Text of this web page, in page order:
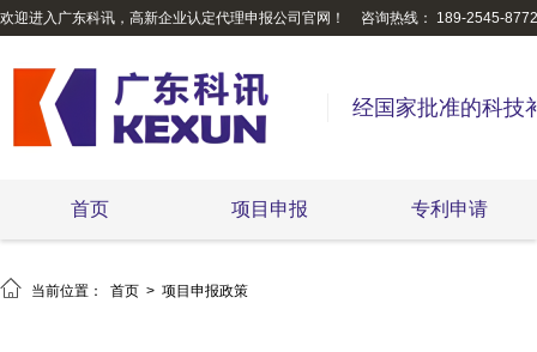
欢迎进入广东科讯，高新企业认定代理申报公司官网！ 咨询热线： 189-2545-8772
经国家批准的科技
首页 项目申报 专利申请
 当前位置： 首页 > 项目申报政策